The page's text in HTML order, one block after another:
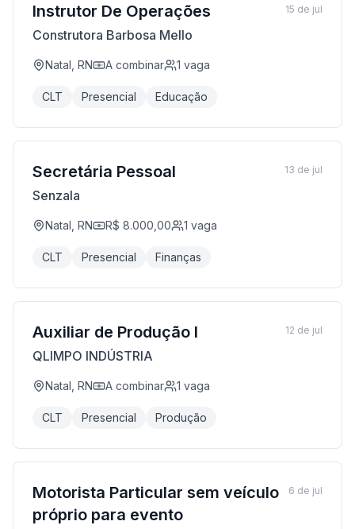
Instrutor De Operações
Construtora Barbosa Mello
Natal, RN A combinar 1 vaga
CLT Presencial Educação
15 de jul
Secretária Pessoal
Senzala
Natal, RN R$ 8.000,00 1 vaga
CLT Presencial Finanças
13 de jul
Auxiliar de Produção I
QLIMPO INDÚSTRIA
Natal, RN A combinar 1 vaga
CLT Presencial Produção
12 de jul
Motorista Particular sem veículo
próprio para evento
6 de jul